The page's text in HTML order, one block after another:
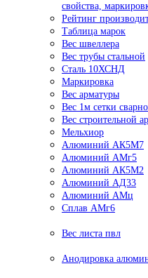
свойства,
Рейтинг
Таблица марок
Вес швеллера
Вес трубы стальной
Сталь 10ХСНД
Маркировка
Вес арматуры
Вес 1м сетки
Вес строительной
Мельхиор
Алюминий АК5М7
Алюминий АМг5
Алюминий АК5М2
Алюминий АД33
Алюминий АМц
Сплав АМг6
Вес листа пвл
Анодировка